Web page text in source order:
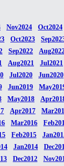
Nov2024
Oct2024
Oct2023
Sep2022
Aug2021
Jul2021
Jul2020
Jun2020
Jun2019
May2018
Apr2017
Mar2016
Feb2015
Jan2014
Dec2012